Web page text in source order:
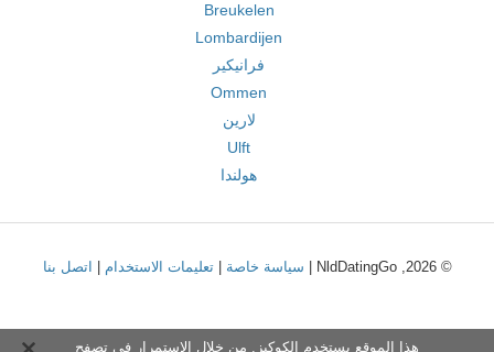
Breukelen
Lombardijen
فرانيكير
Ommen
لارين
Ulft
هولندا
© 2026, NldDatingGo | سياسة خاصة |تعليمات الاستخدام اتصل بنا
هذا الموقع يستخدم الكوكيز. من خلال الاستمرار في تصفح